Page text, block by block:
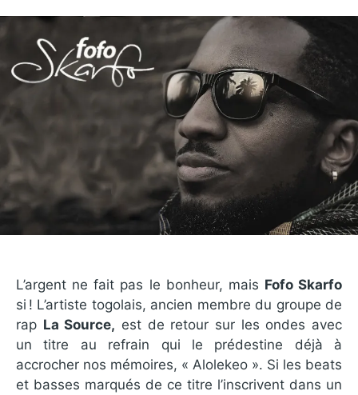
L’argent ne fait pas le bonheur, mais Fofo Skarfo
si ! L’artiste togolais, ancien membre du groupe de
rap La Source, est de retour sur les ondes avec
un titre au refrain qui le prédestine déjà à
accrocher nos mémoires, « Alolekeo ». Si les beats
et basses marqués de ce titre l’inscrivent dans un